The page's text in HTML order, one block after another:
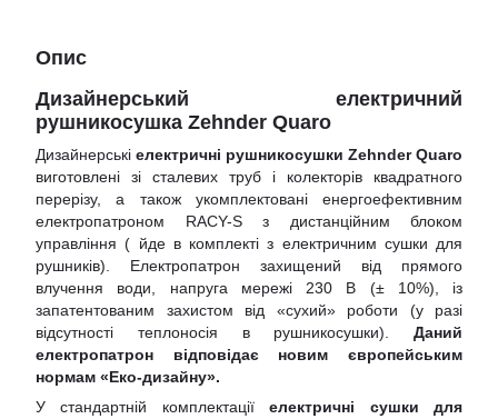
Опис
Дизайнерський електричний
рушникосушка Zehnder Quaro
Дизайнерські електричні рушникосушки Zehnder Quaro
виготовлені зі сталевих труб і колекторів квадратного
перерізу, а також укомплектовані енергоефективним
електропатроном RACY-S з дистанційним блоком
управління ( йде в комплекті з електричним сушки для
рушників). Електропатрон захищений від прямого
влучення води, напруга мережі 230 В (± 10%), із
запатентованим захистом від «сухий» роботи (у разі
відсутності теплоносія в рушникосушки). Даний
електропатрон відповідає новим європейським
нормам «Еко-дизайну».
У стандартній комплектаціїелектричні сушки для